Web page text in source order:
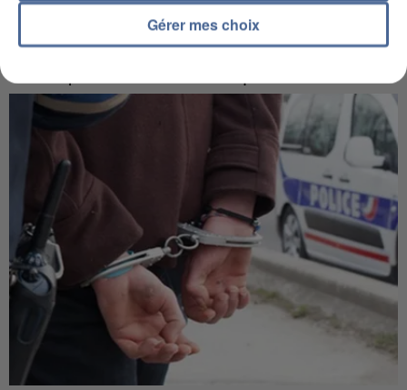
7h56
Une touriste de l’Oise emportée par une coulée de
boue en Haute-Savoie
Son corps a été retrouvé à cinq kilomètres de là.
Gérer mes choix